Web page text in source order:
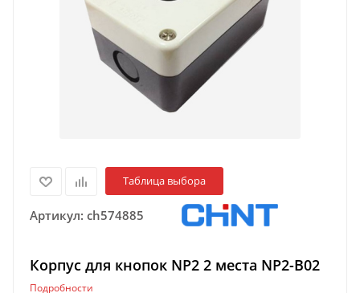
Таблица выбора
Артикул: ch574885
Корпус для кнопок NP2 2 места NP2-B02
Подробности